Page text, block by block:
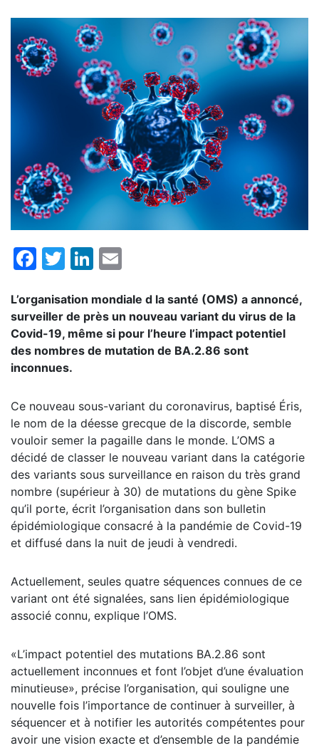
Facebook
TwitterLinkedIn
L’organisation mondiale d la santé (OMS) a annoncé,
surveiller de près un nouveau variant du virus de la
Covid-19, même si pour l’heure l’impact potentiel
des nombres de mutation de BA.2.86 sont
inconnues.
Ce nouveau sous-variant du coronavirus, baptisé Éris,
le nom de la déesse grecque de la discorde, semble
vouloir semer la pagaille dans le monde. L’OMS a
décidé de classer le nouveau variant dans la catégorie
des variants sous surveillance en raison du très grand
nombre (supérieur à 30) de mutations du gène Spike
qu’il porte, écrit l’organisation dans son bulletin
épidémiologique consacré à la pandémie de Covid-19
et diffusé dans la nuit de jeudi à vendredi.
Actuellement, seules quatre séquences connues de ce
variant ont été signalées, sans lien épidémiologique
associé connu, explique l’OMS.
«L’impact potentiel des mutations BA.2.86 sont
actuellement inconnues et font l’objet d’une évaluation
minutieuse», précise l’organisation, qui souligne une
nouvelle fois l’importance de continuer à surveiller, à
séquencer et à notifier les autorités compétentes pour
avoir une vision exacte et d’ensemble de la pandémie